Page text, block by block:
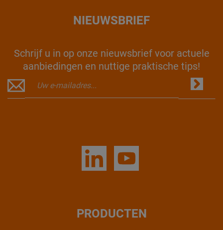
NIEUWSBRIEF
Schrijf u in op onze nieuwsbrief voor actuele
aanbiedingen en nuttige praktische tips!
PRODUCTEN